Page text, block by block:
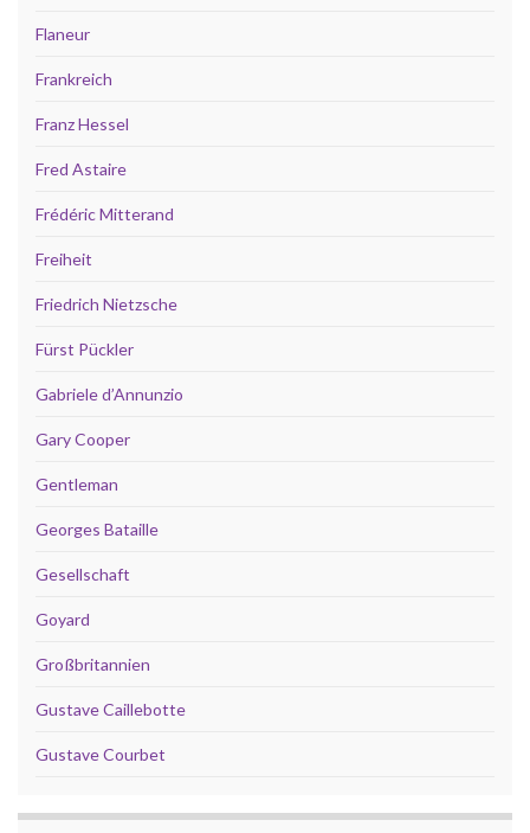
Flaneur
Frankreich
Franz Hessel
Fred Astaire
Frédéric Mitterand
Freiheit
Friedrich Nietzsche
Fürst Pückler
Gabriele d’Annunzio
Gary Cooper
Gentleman
Georges Bataille
Gesellschaft
Goyard
Großbritannien
Gustave Caillebotte
Gustave Courbet